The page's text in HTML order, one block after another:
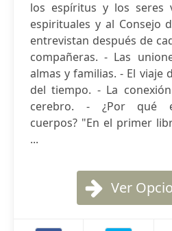
los espíritus y los seres
espirituales y al Consejo
entrevistan después de
compañeras. - Las
almas y familias. - El viaje
del tiempo. - La
cerebro. - ¿Por qué
cuerpos? "En el primer
...
Ver